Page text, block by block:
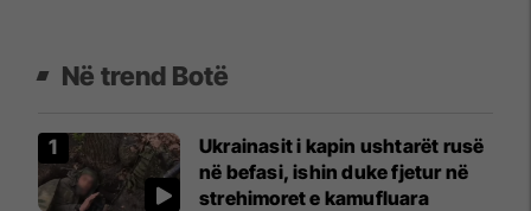
Në trend Botë
Ukrainasit i kapin ushtarët rusë
në befasi, ishin duke fjetur në
strehimoret e kamufluara